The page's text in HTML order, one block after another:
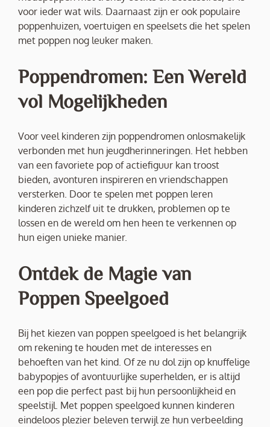
voor ieder wat wils. Daarnaast zijn er ook populaire
poppenhuizen, voertuigen en speelsets die het spelen
met poppen nog leuker maken.
Poppendromen: Een Wereld
vol Mogelijkheden
Voor veel kinderen zijn poppendromen onlosmakelijk
verbonden met hun jeugdherinneringen. Het hebben
van een favoriete pop of actiefiguur kan troost
bieden, avonturen inspireren en vriendschappen
versterken. Door te spelen met poppen leren
kinderen zichzelf uit te drukken, problemen op te
lossen en de wereld om hen heen te verkennen op
hun eigen unieke manier.
Ontdek de Magie van
Poppen Speelgoed
Bij het kiezen van poppen speelgoed is het belangrijk
om rekening te houden met de interesses en
behoeften van het kind. Of ze nu dol zijn op knuffelige
babypopjes of avontuurlijke superhelden, er is altijd
een pop die perfect past bij hun persoonlijkheid en
speelstijl. Met poppen speelgoed kunnen kinderen
eindeloos plezier beleven terwijl ze hun verbeelding